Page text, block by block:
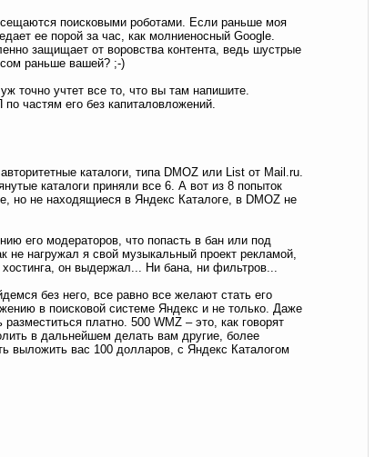
поисковыми роботами. Если раньше моя
ее порой за час, как молниеносный Google.
защищает от воровства контента, ведь шустрые
раньше вашей? ;-)
точно учтет все то, что вы там напишите.
частям его без капиталовложений.
каталоги, типа DMOZ или List от Mail.ru.
каталоги приняли все 6. А вот из 8 попыток
но не находящиеся в Яндекс Каталоге, в DMOZ не
его модераторов, что попасть в бан или под
нагружал я свой музыкальный проект рекламой,
он выдержал... Ни бана, ни фильтров...
без него, все равно все желают стать его
в поисковой системе Яндекс и не только. Даже
платно. 500 WMZ – это, как говорят
в дальнейшем делать вам другие, более
выложить вас 100 долларов, с Яндекс Каталогом